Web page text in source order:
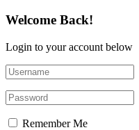
Welcome Back!
Login to your account below
Remember Me